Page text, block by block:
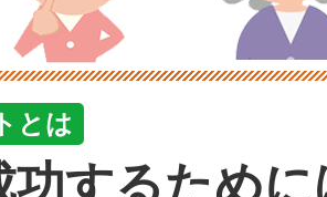
とは
功するために